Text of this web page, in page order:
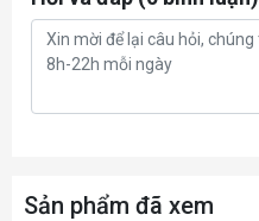
Sản phẩm đã xem